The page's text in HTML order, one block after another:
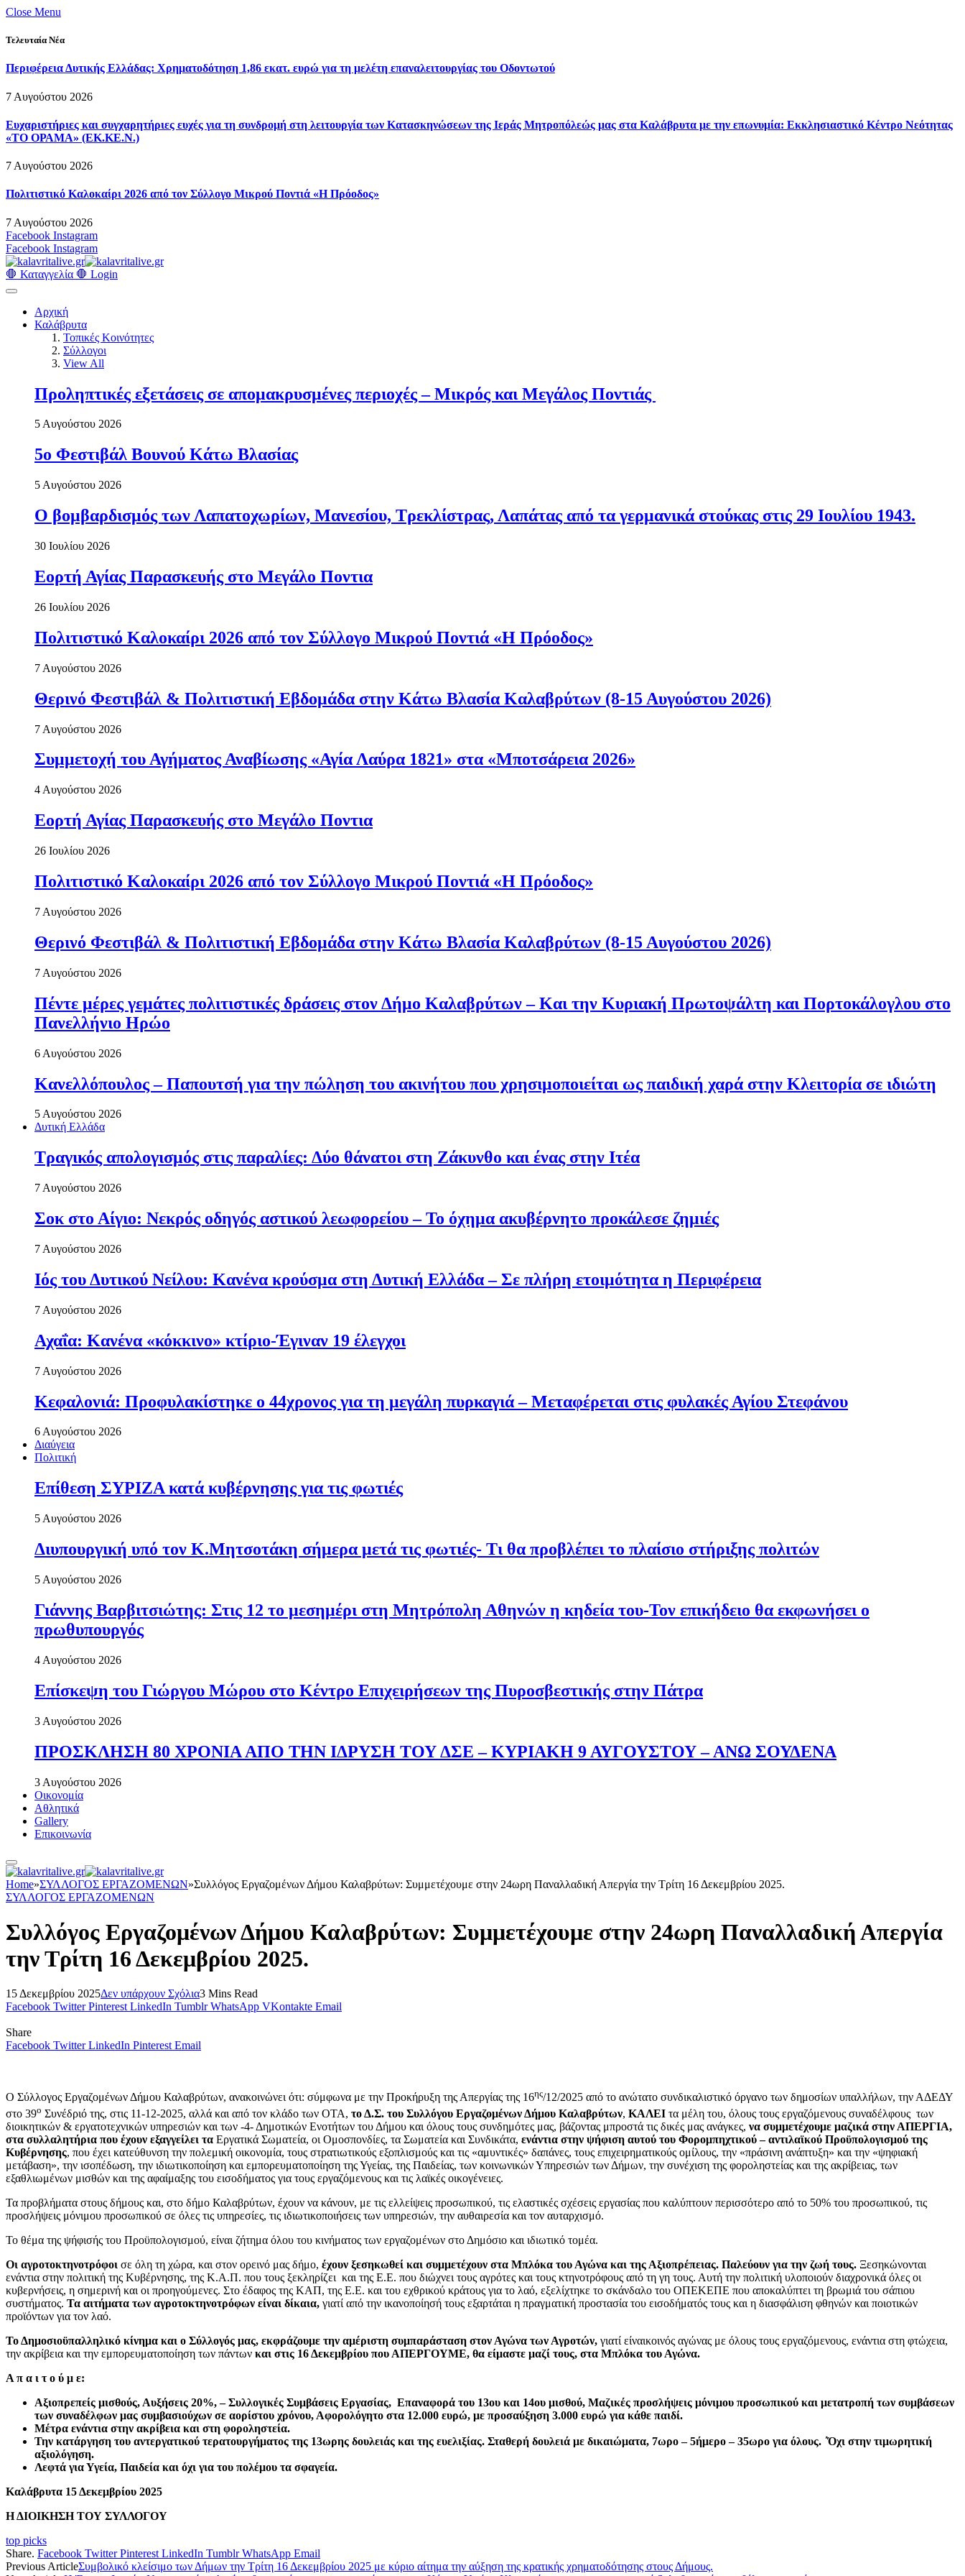
Close Menu
Τελευταία Νέα
Περιφέρεια Δυτικής Ελλάδας: Χρηματοδότηση 1,86 εκατ. ευρώ για τη μελέτη επαναλειτουργίας του Οδοντωτού
7 Αυγούστου 2026
Ευχαριστήριες και συγχαρητήριες ευχές για τη συνδρομή στη λειτουργία των Κατασκηνώσεων της Ιεράς Μητροπόλεώς μας στα Καλάβρυτα με την επωνυμία: Εκκλησιαστικό Κέντρο Νεότητας
«ΤΟ ΟΡΑΜΑ» (ΕΚ.ΚΕ.Ν.)
7 Αυγούστου 2026
Πολιτιστικό Καλοκαίρι 2026 από τον Σύλλογο Μικρού Ποντιά «Η Πρόοδος»
7 Αυγούστου 2026
Facebook Instagram
Facebook Instagram
🛑 Καταγγελία 🛑 Login
Αρχική
Καλάβρυτα
Τοπικές Κοινότητες
Σύλλογοι
View All
Προληπτικές εξετάσεις σε απομακρυσμένες περιοχές – Μικρός και Μεγάλος Ποντιάς
5 Αυγούστου 2026
5ο Φεστιβάλ Βουνού Κάτω Βλασίας
5 Αυγούστου 2026
Ο βομβαρδισμός των Λαπατοχωρίων, Μανεσίου, Τρεκλίστρας, Λαπάτας από τα γερμανικά στούκας στις 29 Ιουλίου 1943.
30 Ιουλίου 2026
Εορτή Αγίας Παρασκευής στο Μεγάλο Ποντια
26 Ιουλίου 2026
Πολιτιστικό Καλοκαίρι 2026 από τον Σύλλογο Μικρού Ποντιά «Η Πρόοδος»
7 Αυγούστου 2026
Θερινό Φεστιβάλ & Πολιτιστική Εβδομάδα στην Κάτω Βλασία Καλαβρύτων (8-15 Αυγούστου 2026)
7 Αυγούστου 2026
Συμμετοχή του Αγήματος Αναβίωσης «Αγία Λαύρα 1821» στα «Μποτσάρεια 2026»
4 Αυγούστου 2026
Εορτή Αγίας Παρασκευής στο Μεγάλο Ποντια
26 Ιουλίου 2026
Πολιτιστικό Καλοκαίρι 2026 από τον Σύλλογο Μικρού Ποντιά «Η Πρόοδος»
7 Αυγούστου 2026
Θερινό Φεστιβάλ & Πολιτιστική Εβδομάδα στην Κάτω Βλασία Καλαβρύτων (8-15 Αυγούστου 2026)
7 Αυγούστου 2026
Πέντε μέρες γεμάτες πολιτιστικές δράσεις στον Δήμο Καλαβρύτων – Και την Κυριακή Πρωτοψάλτη και Πορτοκάλογλου στο
Πανελλήνιο Ηρώο
6 Αυγούστου 2026
Κανελλόπουλος – Παπουτσή για την πώληση του ακινήτου που χρησιμοποιείται ως παιδική χαρά στην Κλειτορία σε ιδιώτη
5 Αυγούστου 2026
Δυτική Ελλάδα
Τραγικός απολογισμός στις παραλίες: Δύο θάνατοι στη Ζάκυνθο και ένας στην Ιτέα
7 Αυγούστου 2026
Σοκ στο Αίγιο: Νεκρός οδηγός αστικού λεωφορείου – Το όχημα ακυβέρνητο προκάλεσε ζημιές
7 Αυγούστου 2026
Ιός του Δυτικού Νείλου: Κανένα κρούσμα στη Δυτική Ελλάδα – Σε πλήρη ετοιμότητα η Περιφέρεια
7 Αυγούστου 2026
Αχαΐα: Κανένα «κόκκινο» κτίριο-Έγιναν 19 έλεγχοι
7 Αυγούστου 2026
Κεφαλονιά: Προφυλακίστηκε ο 44χρονος για τη μεγάλη πυρκαγιά – Μεταφέρεται στις φυλακές Αγίου Στεφάνου
6 Αυγούστου 2026
Διαύγεια
Πολιτική
Επίθεση ΣΥΡΙΖΑ κατά κυβέρνησης για τις φωτιές
5 Αυγούστου 2026
Διυπουργική υπό τον Κ.Μητσοτάκη σήμερα μετά τις φωτιές- Τι θα προβλέπει το πλαίσιο στήριξης πολιτών
5 Αυγούστου 2026
Γιάννης Βαρβιτσιώτης: Στις 12 το μεσημέρι στη Μητρόπολη Αθηνών η κηδεία του-Τον επικήδειο θα εκφωνήσει ο
πρωθυπουργός
4 Αυγούστου 2026
Επίσκεψη του Γιώργου Μώρου στο Κέντρο Επιχειρήσεων της Πυροσβεστικής στην Πάτρα
3 Αυγούστου 2026
ΠΡΟΣΚΛΗΣΗ 80 ΧΡΟΝΙΑ ΑΠΟ ΤΗΝ ΙΔΡΥΣΗ ΤΟΥ ΔΣΕ – ΚΥΡΙΑΚΗ 9 ΑΥΓΟΥΣΤΟΥ – ΑΝΩ ΣΟΥΔΕΝΑ
3 Αυγούστου 2026
Οικονομία
Αθλητικά
Gallery
Επικοινωνία
Home»ΣΥΛΛΟΓΟΣ ΕΡΓΑΖΟΜΕΝΩΝ»Συλλόγος Εργαζομένων Δήμου Καλαβρύτων: Συμμετέχουμε στην 24ωρη Παναλλαδική Απεργία την Τρίτη 16 Δεκεμβρίου 2025.
ΣΥΛΛΟΓΟΣ ΕΡΓΑΖΟΜΕΝΩΝ
Συλλόγος Εργαζομένων Δήμου Καλαβρύτων: Συμμετέχουμε στην 24ωρη Παναλλαδική Απεργία
την Τρίτη 16 Δεκεμβρίου 2025.
15 Δεκεμβρίου 2025Δεν υπάρχουν Σχόλια3 Mins Read
Facebook Twitter Pinterest LinkedIn Tumblr WhatsApp VKontakte Email
Share
Facebook Twitter LinkedIn Pinterest Email
Ο Σύλλογος Εργαζομένων Δήμου Καλαβρύτων, ανακοινώνει ότι: σύμφωνα με την Προκήρυξη της Απεργίας της 16ης/12/2025 από το ανώτατο συνδικαλιστικό όργανο των δημοσίων υπαλλήλων, την ΑΔΕΔΥ
στο 39ο Συνέδριό της, στις 11-12-2025, αλλά και από τον κλάδο των ΟΤΑ, το Δ.Σ. του Συλλόγου Εργαζομένων Δήμου Καλαβρύτων, ΚΑΛΕΙ τα μέλη του, όλους τους εργαζόμενους συναδέλφους των
διοικητικών & εργατοτεχνικών υπηρεσιών και των -4- Δημοτικών Ενοτήτων του Δήμου και όλους τους συνδημότες μας, βάζοντας μπροστά τις δικές μας ανάγκες, να συμμετέχουμε μαζικά στην ΑΠΕΡΓΙΑ,
στα συλλαλητήρια που έχουν εξαγγείλει τα Εργατικά Σωματεία, οι Ομοσπονδίες, τα Σωματεία και Συνδικάτα, ενάντια στην ψήφιση αυτού του Φορομπηχτικού – αντιλαϊκού Προϋπολογισμού της
Κυβέρνησης, που έχει κατεύθυνση την πολεμική οικονομία, τους στρατιωτικούς εξοπλισμούς και τις «αμυντικές» δαπάνες, τους επιχειρηματικούς ομίλους, την «πράσινη ανάπτυξη» και την «ψηφιακή
μετάβαση», την ισοπέδωση, την ιδιωτικοποίηση και εμπορευματοποίηση της Υγείας, της Παιδείας, των κοινωνικών Υπηρεσιών των Δήμων, την συνέχιση της φοροληστείας και της ακρίβειας, των
εξαθλιωμένων μισθών και της αφαίμαξης του εισοδήματος για τους εργαζόμενους και τις λαϊκές οικογένειες.
Τα προβλήματα στους δήμους και, στο δήμο Καλαβρύτων, έχουν να κάνουν, με τις ελλείψεις προσωπικού, τις ελαστικές σχέσεις εργασίας που καλύπτουν περισσότερο από το 50% του προσωπικού, τις
προσλήψεις μόνιμου προσωπικού σε όλες τις υπηρεσίες, τις ιδιωτικοποιήσεις των υπηρεσιών, την αυθαιρεσία και τον αυταρχισμό.
Το θέμα της ψήφισής του Προϋπολογισμού, είναι ζήτημα όλου του κινήματος των εργαζομένων στο Δημόσιο και ιδιωτικό τομέα.
Οι αγροτοκτηνοτρόφοι σε όλη τη χώρα, και στον ορεινό μας δήμο, έχουν ξεσηκωθεί και συμμετέχουν στα Μπλόκα του Αγώνα και της Αξιοπρέπειας. Παλεύουν για την ζωή τους. Ξεσηκώνονται
ενάντια στην πολιτική της Κυβέρνησης, της Κ.Α.Π. που τους ξεκληρίζει και της Ε.Ε. που διώχνει τους αγρότες και τους κτηνοτρόφους από τη γη τους. Αυτή την πολιτική υλοποιούν διαχρονικά όλες οι
κυβερνήσεις, η σημερινή και οι προηγούμενες. Στο έδαφος της ΚΑΠ, της Ε.Ε. και του εχθρικού κράτους για το λαό, εξελίχτηκε το σκάνδαλο του ΟΠΕΚΕΠΕ που αποκαλύπτει τη βρωμιά του σάπιου
συστήματος. Τα αιτήματα των αγροτοκτηνοτρόφων είναι δίκαια, γιατί από την ικανοποίησή τους εξαρτάται η πραγματική προστασία του εισοδήματός τους και η διασφάλιση φθηνών και ποιοτικών
προϊόντων για τον λαό.
Το Δημοσιοϋπαλληλικό κίνημα και ο Σύλλογός μας, εκφράζουμε την αμέριστη συμπαράσταση στον Αγώνα των Αγροτών, γιατί είναικοινός αγώνας με όλους τους εργαζόμενους, ενάντια στη φτώχεια,
την ακρίβεια και την εμπορευματοποίηση των πάντων και στις 16 Δεκεμβρίου που ΑΠΕΡΓΟΥΜΕ, θα είμαστε μαζί τους, στα Μπλόκα του Αγώνα.
Α π α ι τ ο ύ μ ε:
Αξιοπρεπείς μισθούς, Αυξήσεις 20%, – Συλλογικές Συμβάσεις Εργασίας, Επαναφορά του 13ου και 14ου μισθού, Μαζικές προσλήψεις μόνιμου προσωπικού και μετατροπή των συμβάσεων
των συναδέλφων μας συμβασιούχων σε αορίστου χρόνου, Αφορολόγητο στα 12.000 ευρώ, με προσαύξηση 3.000 ευρώ για κάθε παιδί.
Μέτρα ενάντια στην ακρίβεια και στη φοροληστεία.
Την κατάργηση του αντεργατικού τερατουργήματος της 13ωρης δουλειάς και της ευελιξίας. Σταθερή δουλειά με δικαιώματα, 7ωρο – 5ήμερο – 35ωρο για όλους. ΄Όχι στην τιμωρητική
αξιολόγηση.
Λεφτά για Υγεία, Παιδεία και όχι για του πολέμου τα σφαγεία.
Καλάβρυτα 15 Δεκεμβρίου 2025
Η ΔΙΟΙΚΗΣΗ ΤΟΥ ΣΥΛΛΟΓΟΥ
top picks
Share. Facebook Twitter Pinterest LinkedIn Tumblr WhatsApp Email
Previous ArticleΣυμβολικό κλείσιμο των Δήμων την Τρίτη 16 Δεκεμβρίου 2025 με κύριο αίτημα την αύξηση της κρατικής χρηματοδότησης στους Δήμους.